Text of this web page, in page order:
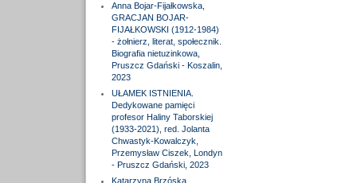
Anna Bojar-Fijałkowska,
GRACJAN BOJAR-
FIJAŁKOWSKI (1912-1984)
- żołnierz, literat, społecznik.
Biografia nietuzinkowa,
Pruszcz Gdański - Koszalin,
2023
UŁAMEK ISTNIENIA.
Dedykowane pamięci
profesor Haliny Taborskiej
(1933-2021), red. Jolanta
Chwastyk-Kowalczyk,
Przemysław Ciszek, Londyn
- Pruszcz Gdański, 2023
Katarzyna Brzóska,